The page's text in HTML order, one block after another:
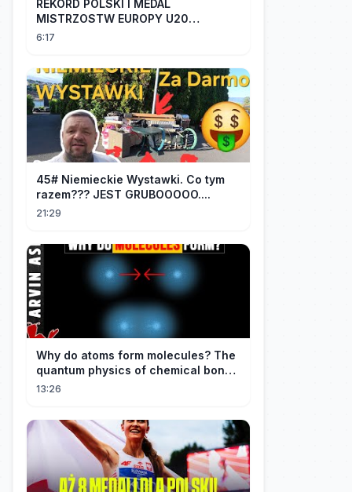
REKORD POLSKI I MEDAL
MISTRZOSTW EUROPY U20
SZTAFETY 4 X 100 METRÓW KOBIET
6:17
45# Niemieckie Wystawki. Co tym
razem??? JEST GRUBOOOOO....
21:29
Why do atoms form molecules? The
quantum physics of chemical bonds
explained
13:26